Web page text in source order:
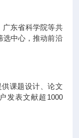
广东省科学院等共
选中心，推动前沿
课题设计、论文
发表文献超1000